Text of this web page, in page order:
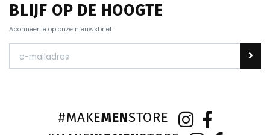
BLIJF OP DE HOOGTE
Abonneer je op onze nieuwsbrief
#MAKEMENSTORE